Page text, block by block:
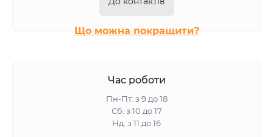
Що можна покращити?
Час роботи
Пн-Пт: з 9 до 18
Сб: з 10 до 17
Нд: з 11 до 16